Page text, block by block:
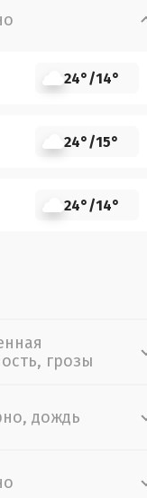
24°/14°
24°/15°
24°/14°
грозы
дождь